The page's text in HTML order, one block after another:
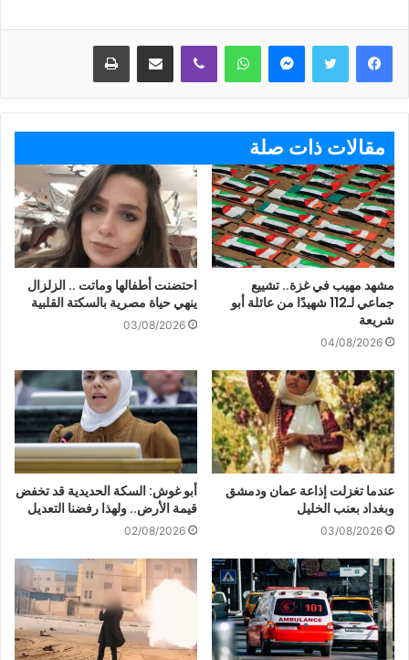
ماسنجر واتساب ڤايبر مشاركة عبر البريد طباعة
مقالات ذات صلة
مشهد مهيب في غزة.. تشييع
جماعي لـ112 شهيدًا من عائلة أبو
شريعة
04/08/2026
احتضنت أطفالها وماتت .. الزلزال
ينهي حياة مصرية بالسكتة القلبية
03/08/2026
عندما تغزلت إذاعة عمان ودمشق
وبغداد بعنب الخليل
03/08/2026
أبو غوش: السكة الحديدية قد تخفض
قيمة الأرض.. ولهذا رفضنا التعديل
02/08/2026